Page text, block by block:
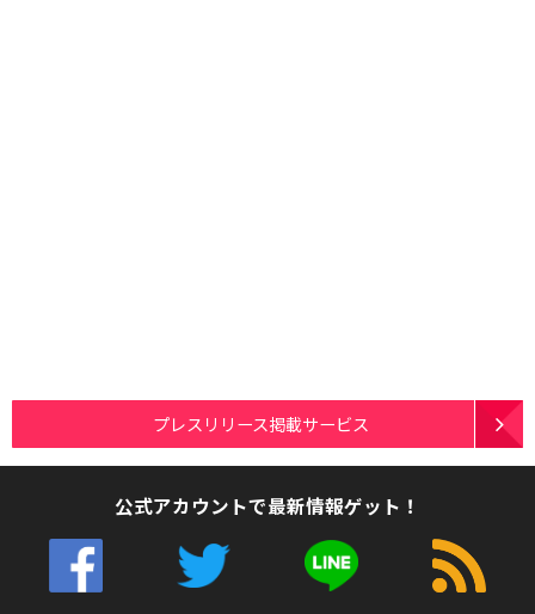
プレスリリース掲載サービス
公式アカウントで最新情報ゲット！